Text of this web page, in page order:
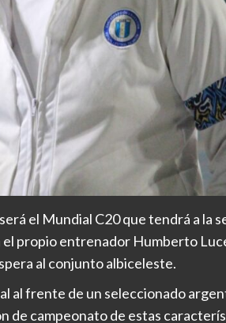
el Mundial C20 que tendrá a la
propio entrenador Humberto
al conjunto albiceleste.
al frente de un seleccionado
de campeonato de estas